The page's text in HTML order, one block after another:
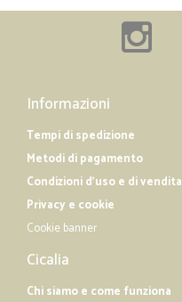
Informazioni
Tempi di spedizione
Metodi di pagamento
Condizioni d'uso e di vendita
Privacy e cookie
Cookie banner
Cicalia
Chi siamo e come funziona